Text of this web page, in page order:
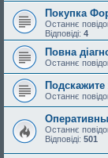
Покупка
Останнє
Відповіді: 4
Повна
Останнє
Останнє
Останнє
Відповіді: 501